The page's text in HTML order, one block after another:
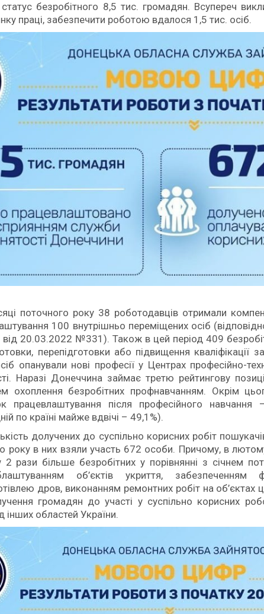
безробітного 8,5 тис. громадян. Всупереч
праці, забезпечити роботою вдалося 1,5 тис. осіб.
поточного року 38 роботодавців отримали
100 внутрішньо переміщених осіб
від 20.03.2022 №331). Також в цей період 409
перепідготовки або підвищення
опанували нові професії у Центрах професійно-
Наразі Донеччина займає третю рейтингову
охоплення безробітних профнавчанням. Окрім
працевлаштування після професійного
по країні майже вдвічі – 49,1%).
долучених до суспільно корисних робіт
року в них взяли участь 672 особи. Причому, в
2 рази більше безробітних у порівнянні з січнем
об’єктів укриття, забезпеченням
дров, виконанням ремонтних робіт на об’єктах
громадян до участі у суспільно корисних
інших областей України.